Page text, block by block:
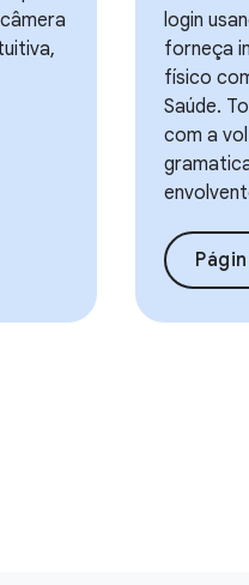
login
forneça
físico
Saúde.
com a